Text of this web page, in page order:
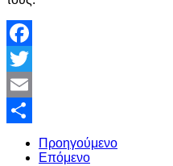
Facebook
Twitter
Email
Share
Προηγούμενο
Επόμενο